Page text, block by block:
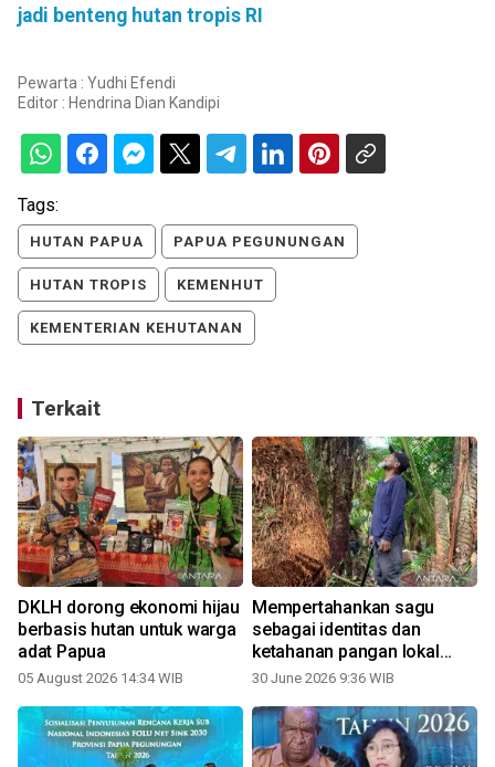
jadi benteng hutan tropis RI
Pewarta : Yudhi Efendi
Editor : Hendrina Dian Kandipi
Tags:
HUTAN PAPUA PAPUA PEGUNUNGAN
HUTAN TROPIS KEMENHUT
KEMENTERIAN KEHUTANAN
Terkait
DKLH dorong ekonomi hijau
berbasis hutan untuk warga
adat Papua
05 August 2026 14:34 WIB
Mempertahankan sagu
sebagai identitas dan
ketahanan pangan lokal
Papua
30 June 2026 9:36 WIB